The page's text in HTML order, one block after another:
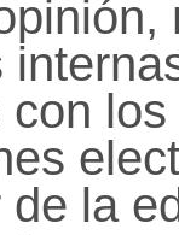
la